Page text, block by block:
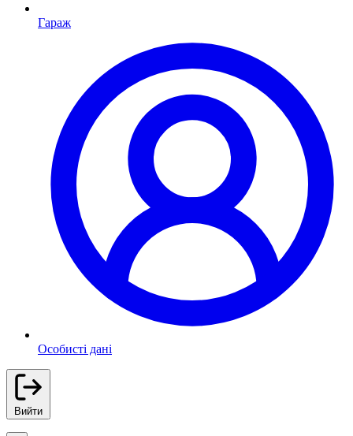
Гараж
Особисті дані
Вийти